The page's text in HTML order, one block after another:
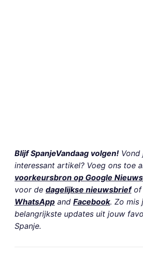
Blijf SpanjeVandaag volgen! Vond
interessant artikel? Voeg ons toe
voorkeursbron op Google Nieuws
voor de dagelijkse nieuwsbriefof
WhatsApp and Facebook. Zo mis
belangrijkste updates uit jouw
Spanje.